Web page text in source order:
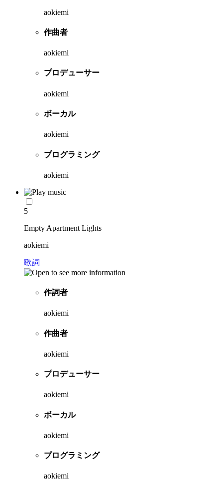
aokiemi
作曲者
aokiemi
プロデューサー
aokiemi
ボーカル
aokiemi
プログラミング
aokiemi
5
Empty Apartment Lights
aokiemi
歌詞
作詞者
aokiemi
作曲者
aokiemi
プロデューサー
aokiemi
ボーカル
aokiemi
プログラミング
aokiemi